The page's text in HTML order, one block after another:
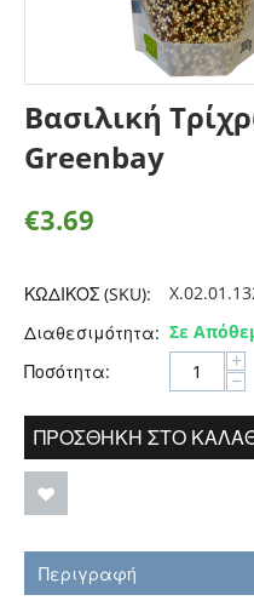
Βασιλική
Greenbay
€3.69
ΚΩΔΙΚΟΣ (SKU):
Διαθεσιμότητα: Σε
Ποσότητα:
+
−
ΠΡΟΣΘΉΚΗ ΣΤΟ
Περιγραφή